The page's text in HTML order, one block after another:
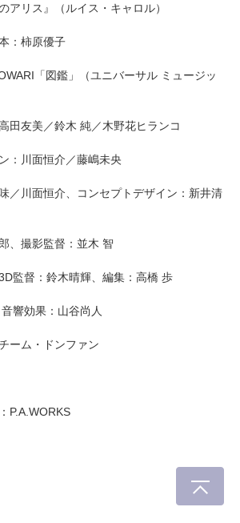
アリス』（ルイス・キャロル）
：柿原優子
「図鑑」（ユニバーサル ミュージッ
田友美／鈴木 純／木野花ヒランコ
：川面恒介／藤嶋未央
／川面恒介、コンセプトデザイン：新井清
、撮影監督：並木 智
監督：鈴木晴輝、編集：高橋 歩
響効果：山谷尚人
ーム・ドンファン
P.A.WORKS